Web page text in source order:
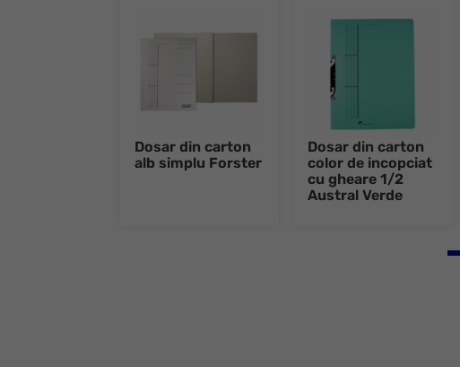
Dosar din carton
alb simplu Forster
Dosar din carton
color de incopciat
cu gheare 1/2
Austral Verde